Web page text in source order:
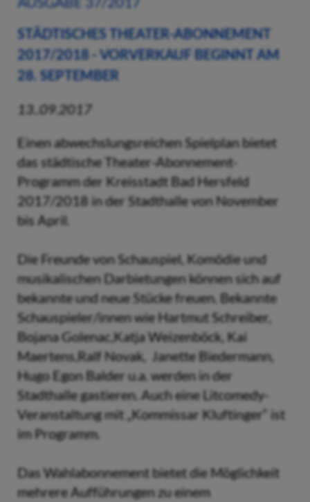
STÄDTISCHES THEATER-ABONNEMENT
2017/2018 - VORVERKAUF BEGINNT AM
28. SEPTEMBER
13..09.2017
Einen abwechslungsreichen Spielplan bietet
das städtische Theater-Abonnement-
Programm der Kreisstadt Bad Hersfeld
2017/2018 in der Stadthalle von November
bis April.
Die Freunde von Schauspiel, Komödie und
musikalischen Darbietungen können sich auf
bekannte und neue Stücke freuen. Bekannte
Schauspieler/innen wie Hartmut Schreiber,
Bojana Golenac,Katja Weizenböck, Kai
Maertens,Ralf Novak, Janette Biedermann,
Hugo Egon Balder u.a. werden in der
Stadthalle gastieren. Auch eine Litcomedy-
Veranstaltung mit „Kommissar Kluftinger“ ist
im Programm.
Das Wahlabonnement bietet die Möglichkeit
mehrere Aufführungen zu einem